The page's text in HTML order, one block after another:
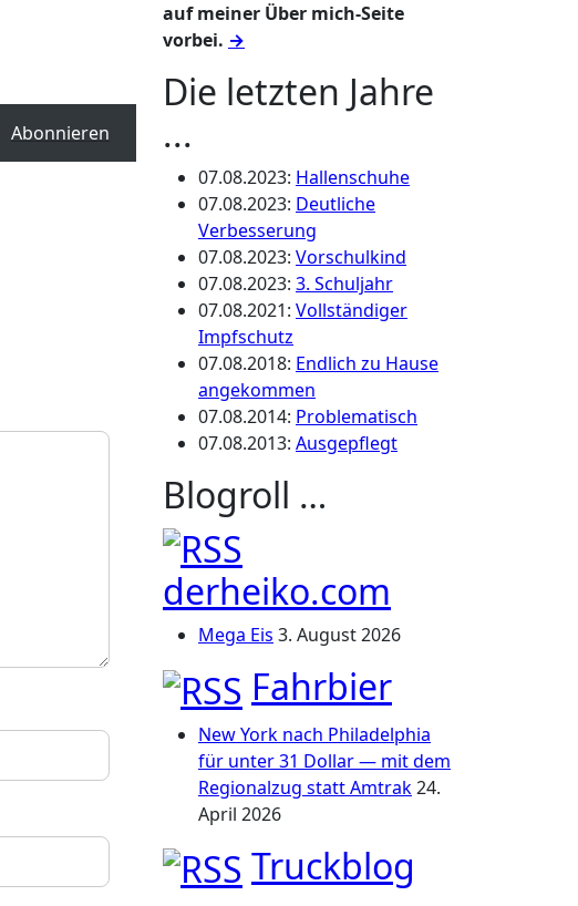
Abonnieren
auf meiner Über mich-Seite
vorbei. →
Die letzten Jahre
...
07.08.2023: Hallenschuhe
07.08.2023: Deutliche
Verbesserung
07.08.2023: Vorschulkind
07.08.2023: 3. Schuljahr
07.08.2021: Vollständiger
Impfschutz
07.08.2018: Endlich zu Hause
angekommen
07.08.2014: Problematisch
07.08.2013: Ausgepflegt
Blogroll …
derheiko.com
Mega Eis 3. August 2026
Fahrbier
New York nach Philadelphia
für unter 31 Dollar — mit dem
Regionalzug statt Amtrak24.
April 2026
Truckblog